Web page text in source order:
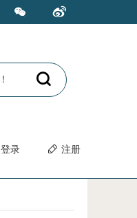
登录 注册